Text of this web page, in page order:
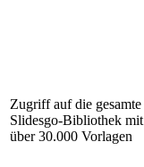
Zugriff auf die gesamte
Slidesgo-Bibliothek mit
über 30.000 Vorlagen